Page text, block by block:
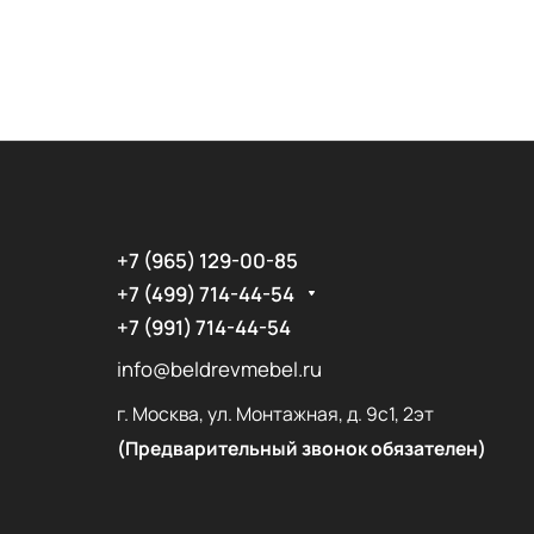
+7 (965) 129-00-85
+7 (499) 714-44-54
+7 (991) 714-44-54
info@beldrevmebel.ru
г. Москва, ул. Монтажная, д. 9с1, 2эт
(Предварительный звонок обязателен)